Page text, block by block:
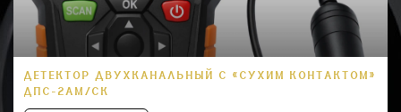
ДЕТЕКТОР ДВУХКАНАЛЬНЫЙ С «СУХИМ КОНТАКТОМ»
ДПС-2АМ/СК